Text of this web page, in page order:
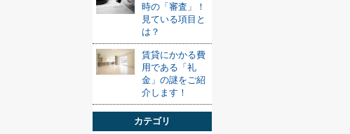
時の「審査」！
見ている項目と
は？
賃貸にかかる費
用である「礼
金」の謎をご紹
介します！
カテゴリ